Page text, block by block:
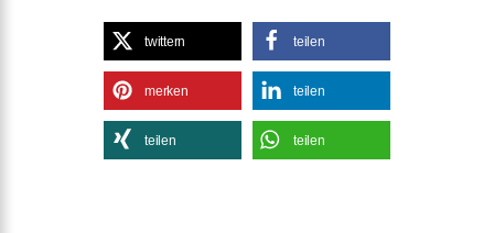
twittern teilen
merken teilen
teilen teilen